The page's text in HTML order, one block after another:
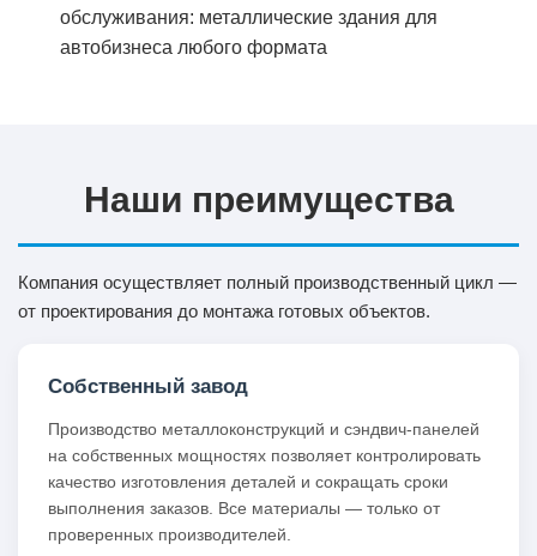
обслуживания: металлические здания для
автобизнеса любого формата
Наши преимущества
Компания осуществляет полный производственный цикл —
от проектирования до монтажа готовых объектов.
Собственный завод
Производство металлоконструкций и сэндвич-панелей
на собственных мощностях позволяет контролировать
качество изготовления деталей и сокращать сроки
выполнения заказов. Все материалы — только от
проверенных производителей.